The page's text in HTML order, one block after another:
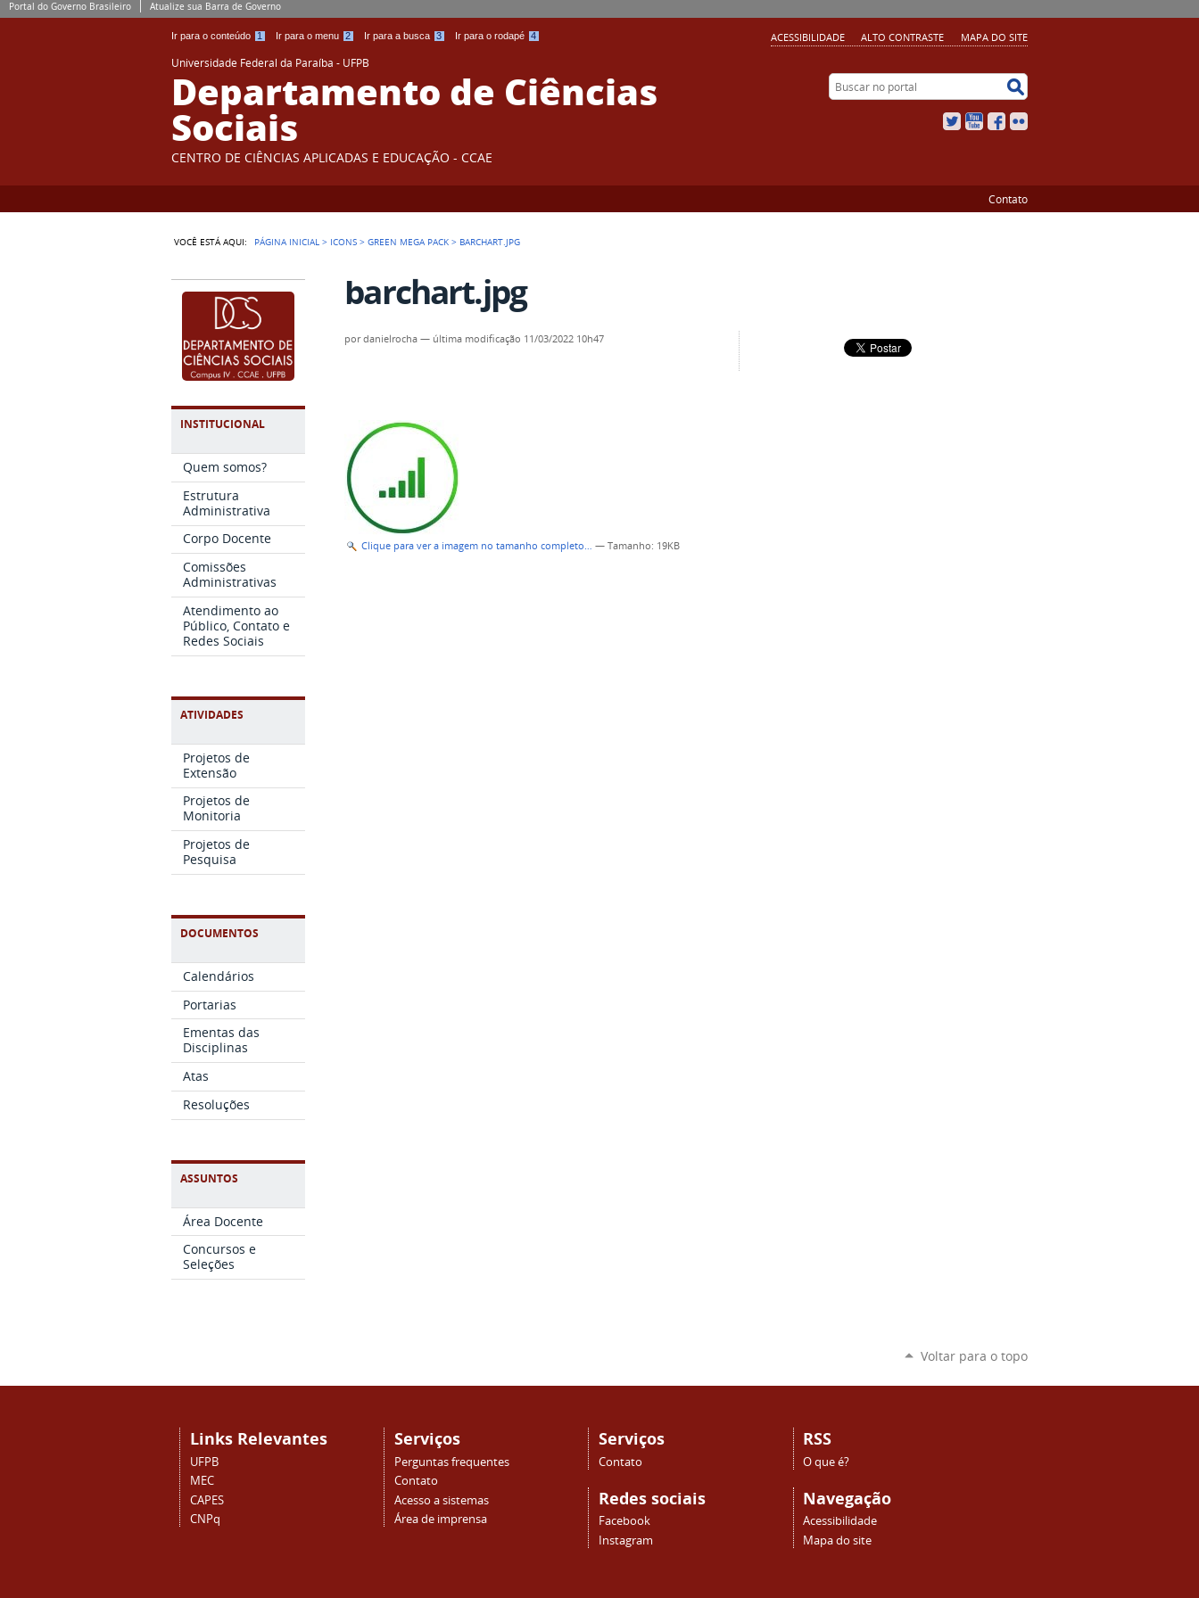
Portal do Governo Brasileiro Atualize sua Barra de Governo
Ir para o conteúdo 1 Ir para o menu 2 Ir para a busca 3 Ir para o rodapé 4 ACESSIBILIDADE ALTO CONTRASTE MAPA DO SITE
Universidade Federal da Paraíba - UFPB
Departamento de Ciências
Sociais
CENTRO DE CIÊNCIAS APLICADAS E EDUCAÇÃO - CCAE
Buscar no portal
TwitterYouTubeFacebook
Contato
VOCÊ ESTÁ AQUI: PÁGINA INICIAL > ICONS >GREEN MEGA PACK > BARCHART.JPG
INSTITUCIONAL
Quem somos?
Estrutura
Administrativa
Corpo Docente
Comissões
Administrativas
Atendimento ao
Público, Contato e
Redes Sociais
ATIVIDADES
Projetos de
Extensão
Projetos de
Monitoria
Projetos de
Pesquisa
DOCUMENTOS
Calendários
Portarias
Ementas das
Disciplinas
Atas
Resoluções
ASSUNTOS
Área Docente
Concursos e
Seleções
barchart.jpg
pordanielrocha — última modificação 11/03/2022 10h47
Clique para ver a imagem no tamanho completo… —Tamanho: 19KB
Voltar para o topo
Links Relevantes
UFPB
MEC
CAPES
CNPq
Serviços
Perguntas frequentes
Contato
Acesso a sistemas
Área de imprensa
Serviços
Contato
Redes sociais
Facebook
Instagram
RSS
O que é?
Navegação
Acessibilidade
Mapa do site